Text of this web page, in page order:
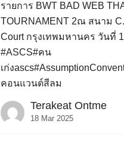
รายการ BWT BAD WEB
TOURNAMENT 2ณ สนาม
Court กรุงเทพมหานคร วันที่
#ASCS#คน
เก่ง
คอนแวนต์สีลม
Terakeat Ontme
18 Mar 2025